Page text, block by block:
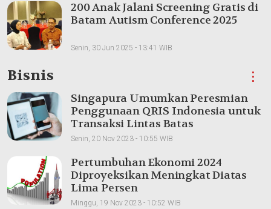
200 Anak Jalani Screening Gratis di
Batam Autism Conference 2025
Senin, 30 Jun 2025 - 13:41 WIB
Bisnis ⋮
Singapura Umumkan Peresmian
Penggunaan QRIS Indonesia untuk
Transaksi Lintas Batas
Senin, 20 Nov 2023 - 10:55 WIB
Pertumbuhan Ekonomi 2024
Diproyeksikan Meningkat Diatas
Lima Persen
Minggu, 19 Nov 2023 - 10:52 WIB